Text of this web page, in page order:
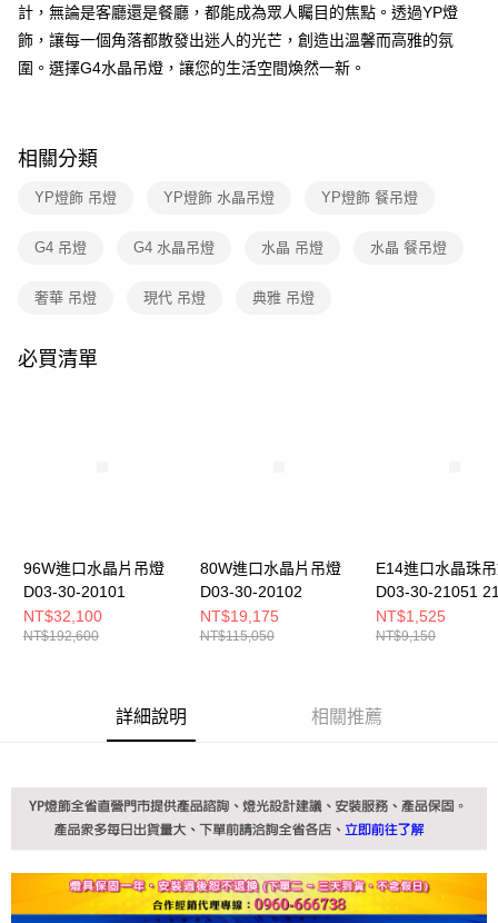
相關說明
【關於「AFTEE先享後付」】
AFTEE先享後付是「在收到商品之後才付款」的支付方式。 讓您購物簡單
便利好安心！
１．於結帳方式選擇「AFTEE先享後付」後，將跳轉至「AFTEE先享後付」
２．訂單成立數日內，您將收到繳費通知簡訊。
３．收到繳費通知簡訊後14天內，點擊此簡訊中的連結，可透過四大超商／
※ 請注意：結帳手續完成當下不需立刻繳費，但若您需要取消訂單，請聯絡
※ 交易是否成功請以「AFTEE先享後付 」之結帳頁面顯示為準，若有關於
３．未成年的使用者請事先徵得法定代理人或監護人之同意方可使用
「AFTEE先享後付」，若未經同意申辦者引起之損失，本公司不負相關責
任。
４．使用「AFTEE先享後付」時，將依據個別帳號之用戶狀況，依本公司即
時審查核予不同之上限額度；若仍有額度不足之情形，本公司將視審查結果
新竹貨運宅配
計，無論是客廳還是餐廳，都能成為眾人矚目的焦點。透過YP燈
飾，讓每一個角落都散發出迷人的光芒，創造出溫馨而高雅的氛
圍。選擇G4水晶吊燈，讓您的生活空間煥然一新。
相關分類
YP燈飾 吊燈 YP燈飾 水晶吊燈 YP燈飾 餐吊燈
G4 吊燈 G4 水晶吊燈 水晶 吊燈 水晶 餐吊燈
奢華 吊燈 現代 吊燈 典雅 吊燈
必買清單
96W進口水晶片吊燈
D03-30-20101
NT$32,100
NT$192,600
80W進口水晶片吊燈
D03-30-20102
NT$19,175
NT$115,050
E14進口水晶珠
D03-30-21051
NT$1,525
NT$9,150
詳細說明 相關推薦